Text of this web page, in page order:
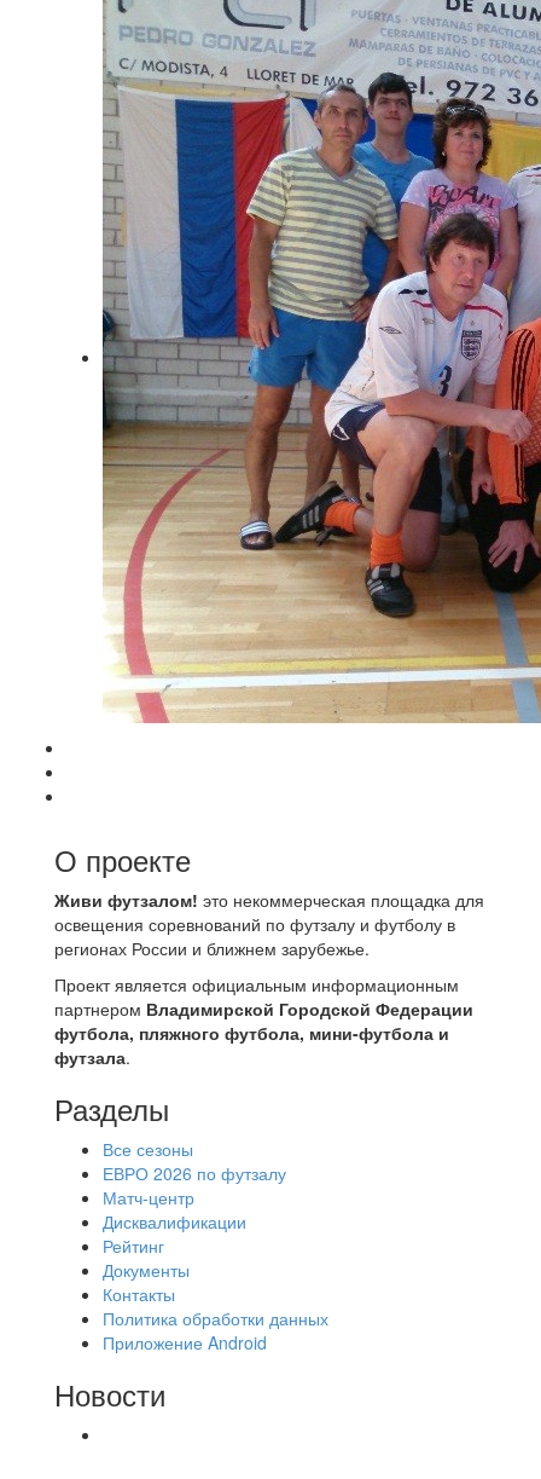
О проекте
Живи футзалом! это некоммерческая площадка для
освещения соревнований по футзалу и футболу в
регионах России и ближнем зарубежье.
Проект является официальным информационным
партнером Владимирской Городской Федерации
футбола, пляжного футбола, мини-футбола и
футзала.
Разделы
Все сезоны
ЕВРО 2026 по футзалу
Матч-центр
Дисквалификации
Рейтинг
Документы
Контакты
Политика обработки данных
Приложение Android
Новости